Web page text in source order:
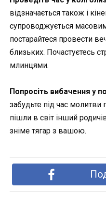
відзначається також і
супроводжується
постарайтеся провести
близьких. Почастуєтесь
млинцями.
Попросіть вибачення у
забудьте під час молитви
пішли в світ інший
зніме тягар з вашою.